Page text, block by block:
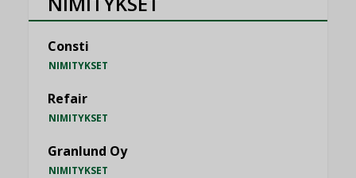
Consti
NIMITYKSET
Refair
NIMITYKSET
Granlund Oy
NIMITYKSET